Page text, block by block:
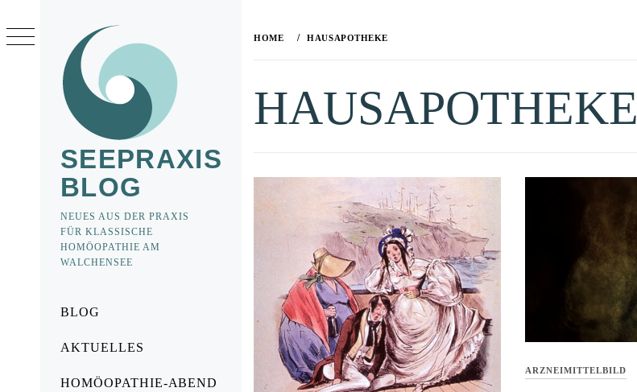
SEEPRAXIS
BLOG
NEUES AUS DER PRAXIS
FÜR KLASSISCHE
HOMÖOPATHIE AM
WALCHENSEE
BLOG
AKTUELLES
HOMÖOPATHIE-ABEND
to
content
HOME HAUSAPOTHEKE
HAUSAPOTHEKE
ARZNEIMITTELBILD